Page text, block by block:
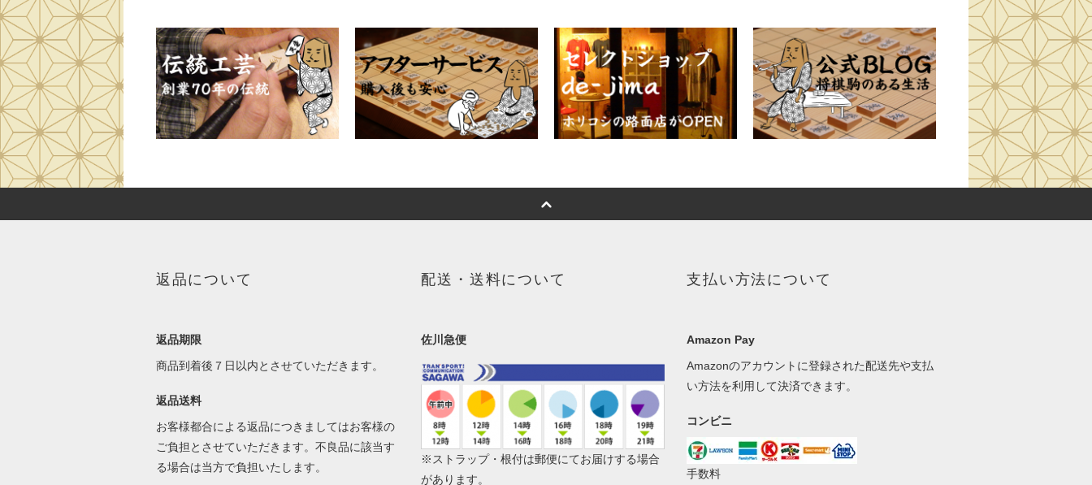
返品について
返品期限
商品到着後７日以内とさせていただきます。
返品送料
お客様都合による返品につきましてはお客様の
ご負担とさせていただきます。不良品に該当す
る場合は当方で負担いたします。
配送・送料について
佐川急便
※ストラップ・根付は郵便にてお届けする場合
があります。
支払い方法について
Amazon Pay
Amazonのアカウントに登録された配送先や支払
い方法を利用して決済できます。
コンビニ
手数料